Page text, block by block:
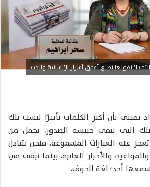
لا نقولها تصنع أعمق أسرار الإنسانية والحب
يقيني بأن أكثر الكلمات تأثيرًا ليست تلك
التي تبقى حبيسة الصدور، تحمل من
عنه العبارات المسموعة. فنحن نتبادل
والأخبار العابرة، بينما تبقى في
أحد؛ لغة الخوف،